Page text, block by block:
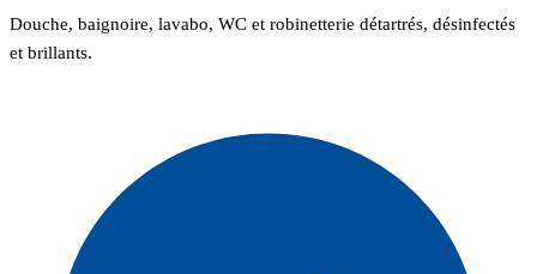
Douche, baignoire, lavabo, WC et robinetterie détartrés, désinfectés
et brillants.